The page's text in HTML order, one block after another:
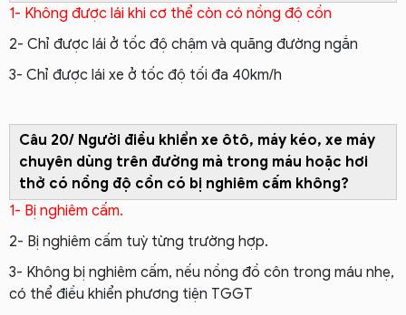
1- Không được lái khi cơ thể còn có nồng độ cồn
2- Chỉ được lái ở tốc độ chậm và quãng đường ngắn
3- Chỉ được lái xe ở tốc độ tối đa 40km/h
Câu 20/ Người điều khiển xe ôtô, máy kéo, xe máy
chuyên dùng trên đường mà trong máu hoặc hơi
thở có nồng độ cồn có bị nghiêm cấm không?
1- Bị nghiêm cấm.
2- Bị nghiêm cấm tuỳ từng trường hợp.
3- Không bị nghiêm cấm, nếu nồng đồ côn trong máu nhẹ,
có thể điều khiển phương tiện TGGT